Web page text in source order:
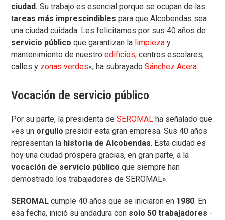
ciudad. Su trabajo es esencial porque se ocupan de las
tareas más imprescindibles para que Alcobendas sea
una ciudad cuidada. Les felicitamos por sus 40 años de
servicio público que garantizan la limpieza y
mantenimiento de nuestroedificios, centros escolares,
calles y zonas verdes«, ha subrayadoSánchez Acera.
Vocación de servicio público
Por su parte, la presidenta deSEROMAL ha señalado que
«es un orgullo presidir esta gran empresa. Sus 40 años
representan la historia de Alcobendas. Esta ciudad es
hoy una ciudad próspera gracias, en gran parte, a la
vocación de servicio público que siempre han
demostrado los trabajadores de SEROMAL».
SEROMAL cumple 40 años que se iniciaron en 1980. En
esa fecha, inició su andadura con solo 50 trabajadores -